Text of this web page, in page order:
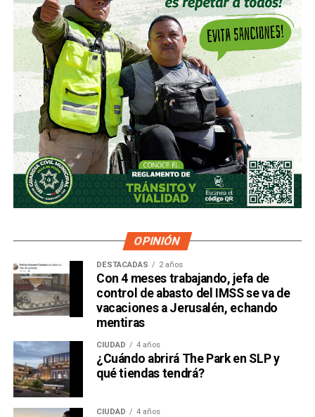
OPINIÓN
DESTACADAS 2 años
Con 4 meses trabajando, jefa de
control de abasto del IMSS se va de
vacaciones a Jerusalén, echando
mentiras
CIUDAD 4 años
¿Cuándo abrirá The Park en SLP y
qué tiendas tendrá?
CIUDAD 4 años